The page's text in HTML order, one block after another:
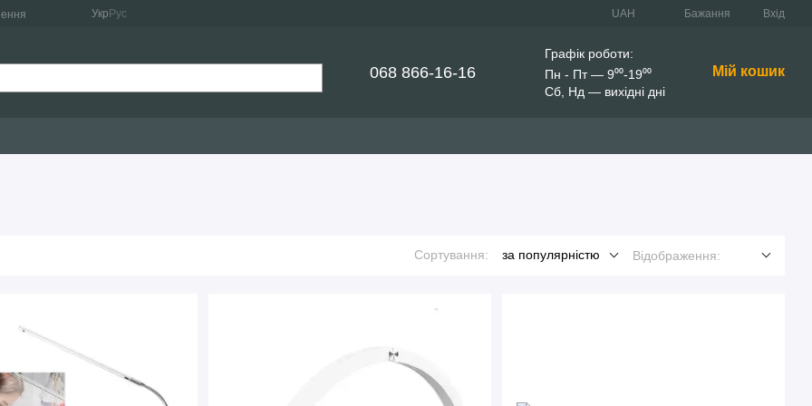
Укр Рус UAH Бажання Вхід
068 866-16-16
Графік роботи:
Пн - Пт — 9⁰⁰-19⁰⁰
Сб, Нд — вихідні дні
Мій кошик
Сортування: за популярністю Відображення: